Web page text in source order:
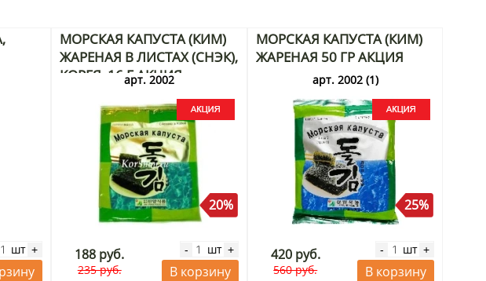
диетического
KorShop.ru.
Данный
цена.
шт +
МОРСКАЯ КАПУСТА (КИМ)
ЖАРЕНАЯ В ЛИСТАХ (СНЭК),
КОРЕЯ, 16 Г АКЦИЯ
арт. 2002
20%
188 руб.
235 руб.
- шт +
В корзину
МОРСКАЯ КАПУСТА (КИМ)
ЖАРЕНАЯ 50 ГР АКЦИЯ
арт. 2002 (1)
25%
420 руб.
560 руб.
- шт +
В корзину